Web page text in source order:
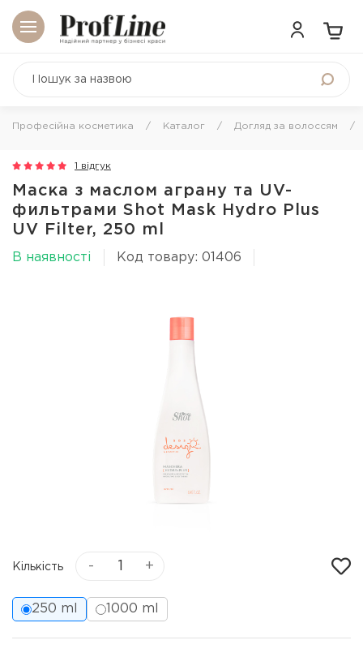
Професійна косметика Каталог Догляд за волоссям
1 відгук
Маска з маслом аграну та UV-
фильтрами Shot Mask Hydro Plus
UV Filter, 250 ml
В наявності Код товару: 01406
Кількість - +
250 ml 1000 ml